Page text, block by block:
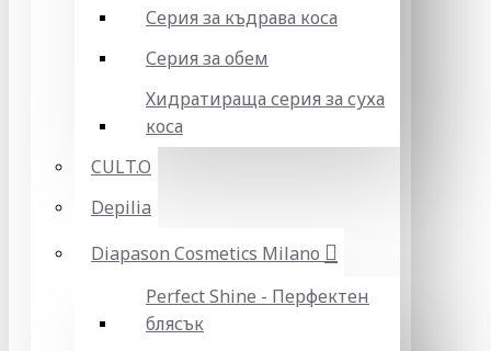
Серия за къдрава коса
Серия за обем
Хидратираща серия за суха
коса
CULT.O
Depilia
Diapason Cosmetics Milano
Perfect Shine - Перфектен
блясък